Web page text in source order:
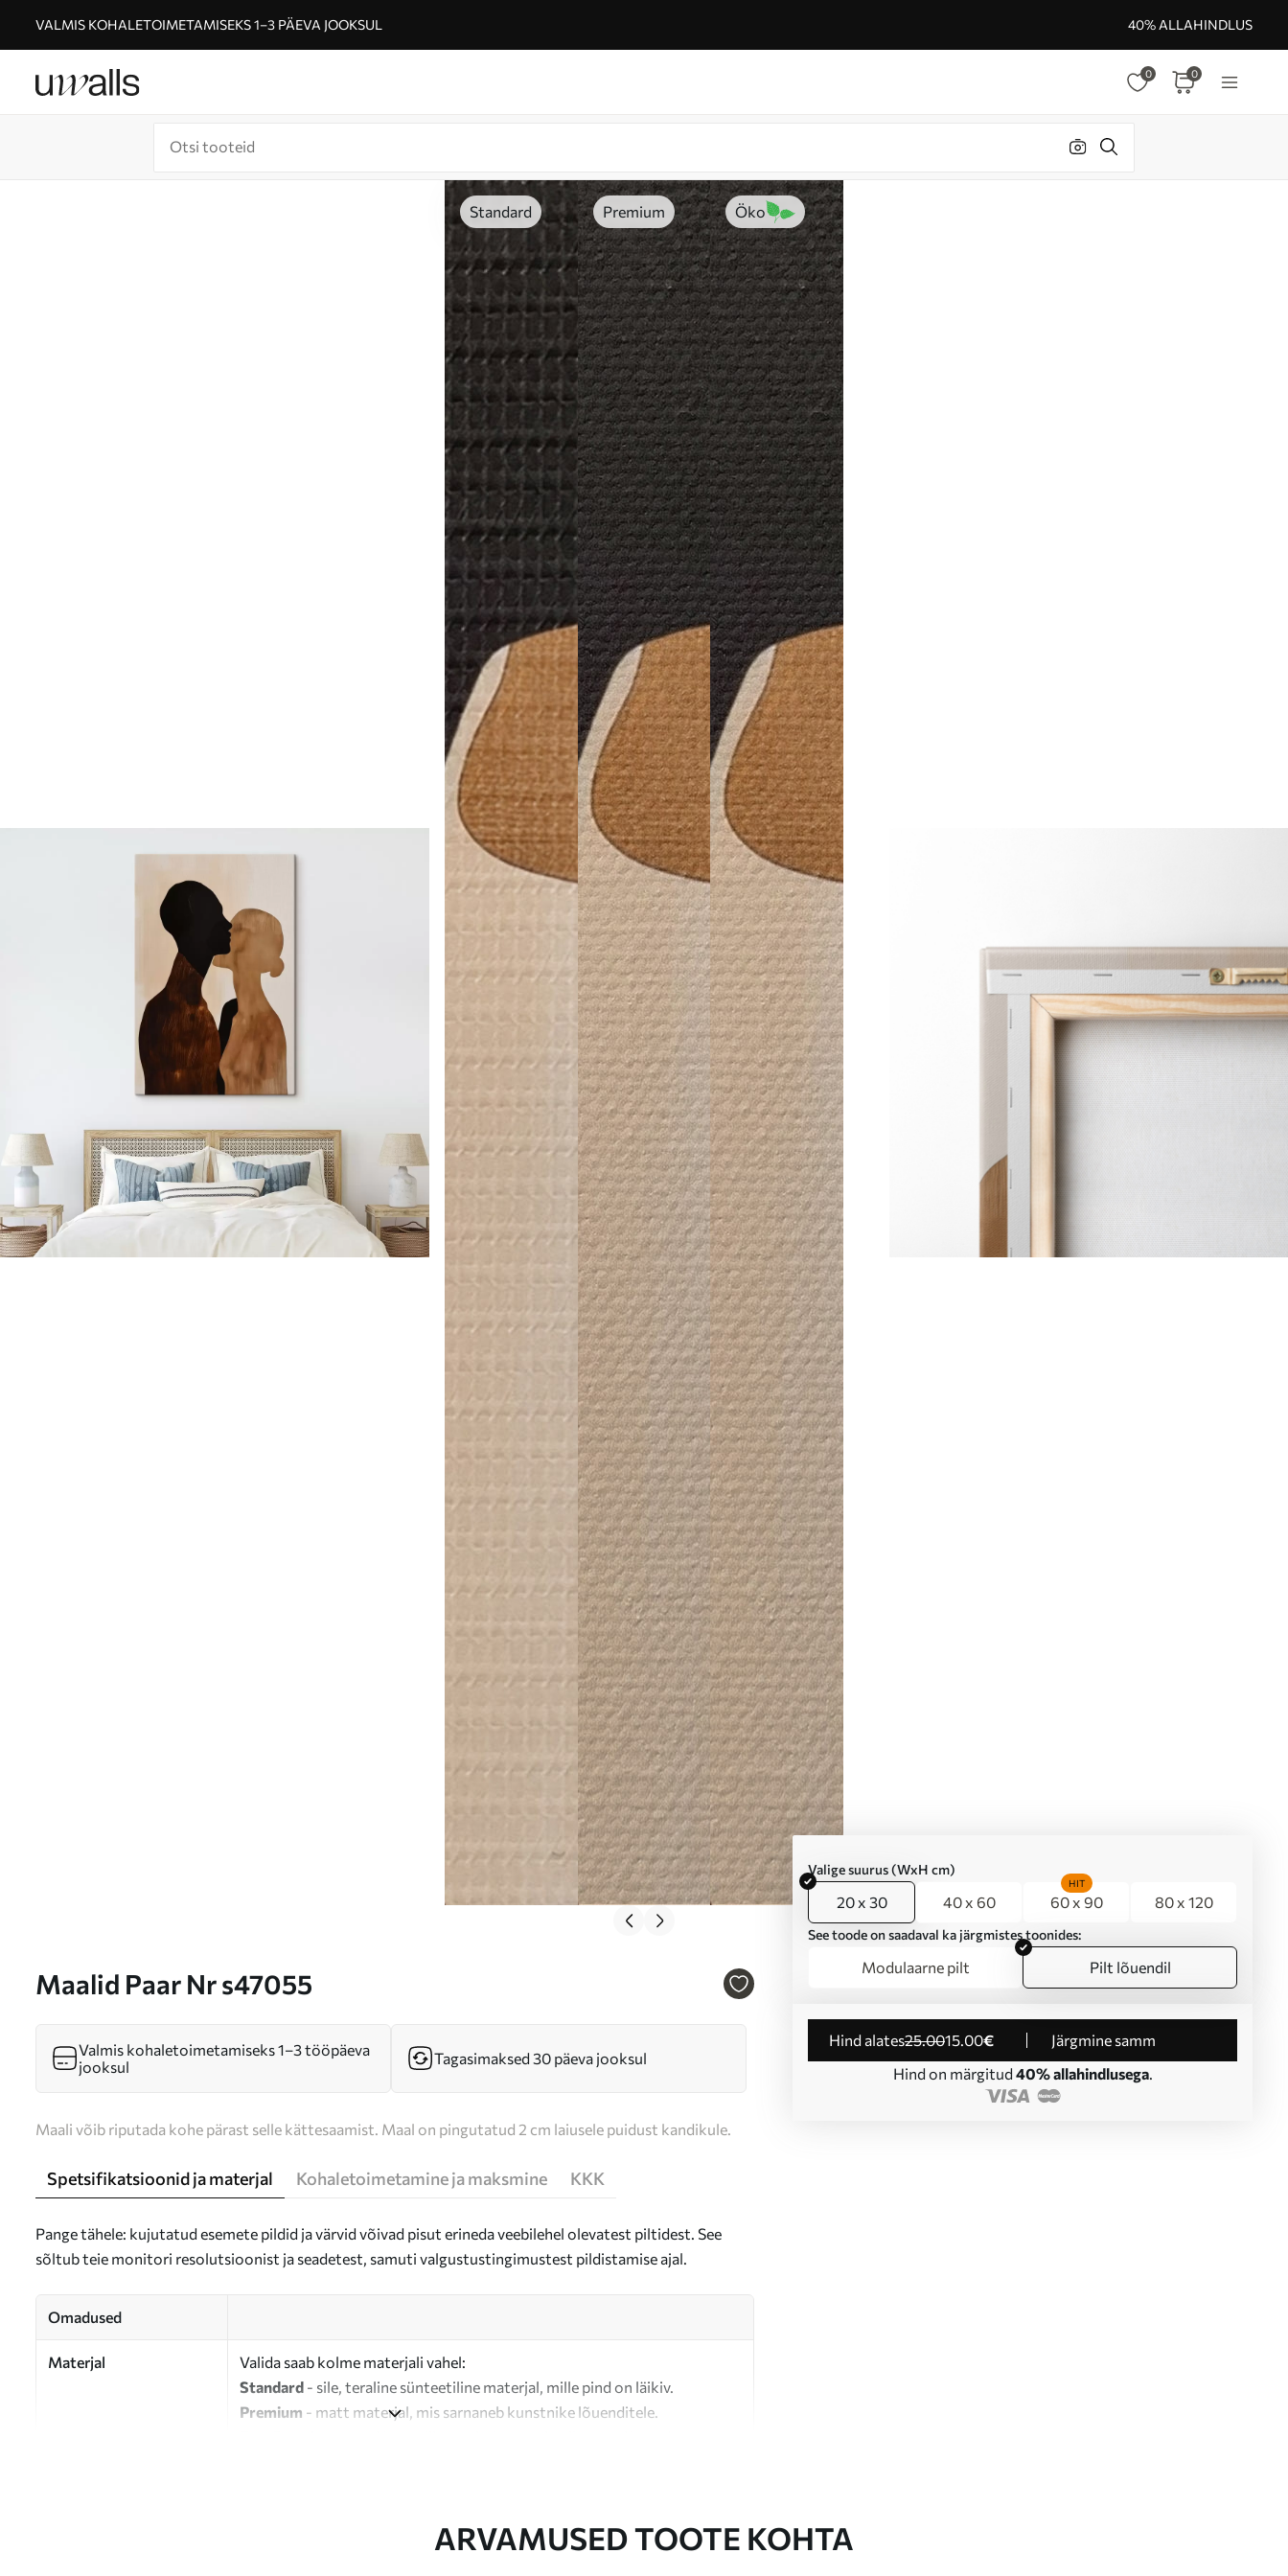
VALMIS KOHALETOIMETAMISEKS 1–3 PÄEVA JOOKSUL 40% ALLAHINDLUS
0 0
Standard Premium Öko
Maalid Paar Nr s47055
Valige suurus (WxH cm)
20 x 30 40 x 60 60 x 90
HIT
80 x 120
See toode on saadaval ka järgmistes toonides:
Modulaarne pilt Pilt lõuendil
Hind alates25.0015.00€
Järgmine samm
Hind on märgitud 40% allahindlusega.
Valmis kohaletoimetamiseks 1–3 tööpäeva
jooksul
Tagasimaksed 30 päeva jooksul
Maali võib riputada kohe pärast selle kättesaamist. Maal on pingutatud 2 cm laiusele puidust kandikule.
Spetsifikatsioonid ja materjal Kohaletoimetamine ja maksmine KKK
Pange tähele: kujutatud esemete pildid ja värvid võivad pisut erineda veebilehel olevatest piltidest. See
sõltub teie monitori resolutsioonist ja seadetest, samuti valgustustingimustest pildistamise ajal.
Omadused
Materjal
Valida saab kolme materjali vahel:
Standard - sile, teraline sünteetiline materjal, mille pind on läikiv.
Premium - matt materjal, mis sarnaneb kunstnike lõuenditele.
ARVAMUSED TOOTE KOHTA